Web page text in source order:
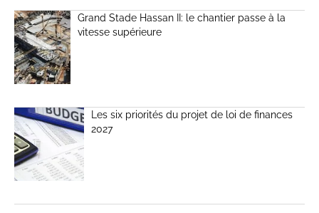
Grand Stade Hassan II: le chantier passe à la
vitesse supérieure
Les six priorités du projet de loi de finances
2027